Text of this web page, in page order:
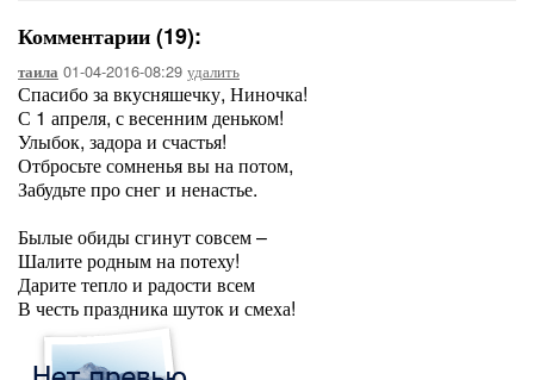
Комментарии (19):
таила 01-04-2016-08:29 удалить
Спасибо за вкусняшечку, Ниночка!
С 1 апреля, с весенним деньком!
Улыбок, задора и счастья!
Отбросьте сомненья вы на потом,
Забудьте про снег и ненастье.
Былые обиды сгинут совсем –
Шалите родным на потеху!
Дарите тепло и радости всем
В честь праздника шуток и смеха!